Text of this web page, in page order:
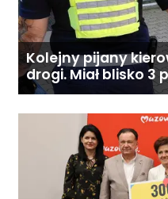
Kolejny pijany
drogi. Miał blisko 3